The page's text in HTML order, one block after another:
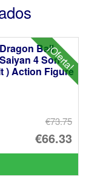
¡Oferta!
Ball
4 Son
) Action Figure
€73.75
El
€66.33
El